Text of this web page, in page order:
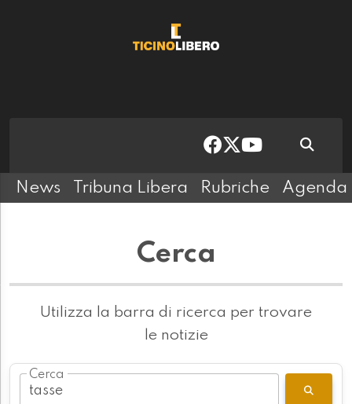
News Tribuna Libera Rubriche Agenda
Cerca
Utilizza la barra di ricerca per trovare
le notizie
Cerca